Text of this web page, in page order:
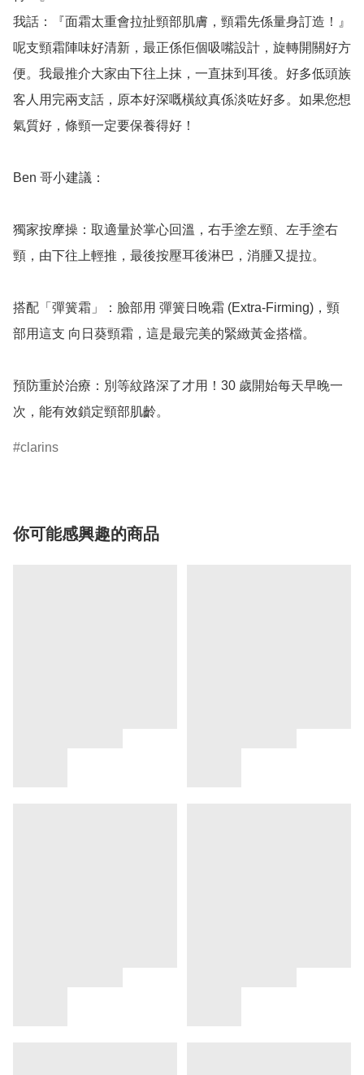
我話：『面霜太重會拉扯頸部肌膚，頸霜先係量身訂造！』
呢支頸霜陣味好清新，最正係佢個吸嘴設計，旋轉開關好方
便。我最推介大家由下往上抹，一直抹到耳後。好多低頭族
客人用完兩支話，原本好深嘅橫紋真係淡咗好多。如果您想
氣質好，條頸一定要保養得好！
Ben 哥小建議：
獨家按摩操：取適量於掌心回溫，右手塗左頸、左手塗右
頸，由下往上輕推，最後按壓耳後淋巴，消腫又提拉。
搭配「彈簧霜」：臉部用 彈簧日晚霜 (Extra-Firming)，頸
部用這支 向日葵頸霜，這是最完美的緊緻黃金搭檔。
預防重於治療：別等紋路深了才用！30 歲開始每天早晚一
次，能有效鎖定頸部肌齡。
clarins
你可能感興趣的商品